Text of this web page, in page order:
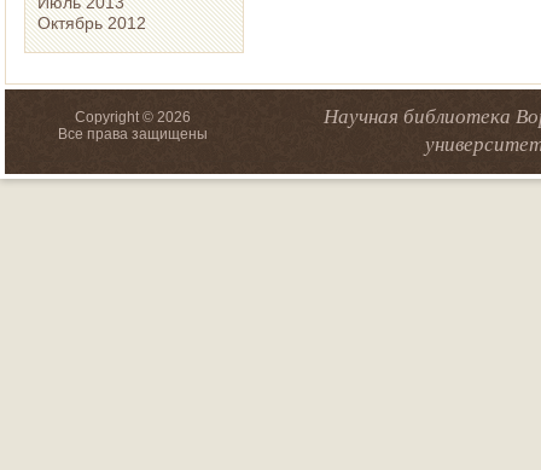
Октябрь 2012
Copyright © 2026
Все права защищены
Научная библиотека